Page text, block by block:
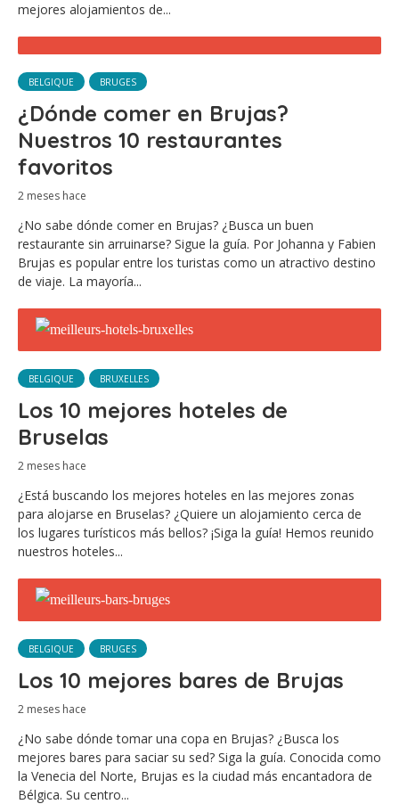
mejores alojamientos de...
BELGIQUE BRUGES
¿Dónde comer en Brujas?
Nuestros 10 restaurantes
favoritos
2 meses hace
¿No sabe dónde comer en Brujas? ¿Busca un buen
restaurante sin arruinarse? Sigue la guía. Por Johanna y Fabien
Brujas es popular entre los turistas como un atractivo destino
de viaje. La mayoría...
BELGIQUE BRUXELLES
Los 10 mejores hoteles de
Bruselas
2 meses hace
¿Está buscando los mejores hoteles en las mejores zonas
para alojarse en Bruselas? ¿Quiere un alojamiento cerca de
los lugares turísticos más bellos? ¡Siga la guía! Hemos reunido
nuestros hoteles...
BELGIQUE BRUGES
Los 10 mejores bares de Brujas
2 meses hace
¿No sabe dónde tomar una copa en Brujas? ¿Busca los
mejores bares para saciar su sed? Siga la guía. Conocida como
la Venecia del Norte, Brujas es la ciudad más encantadora de
Bélgica. Su centro...